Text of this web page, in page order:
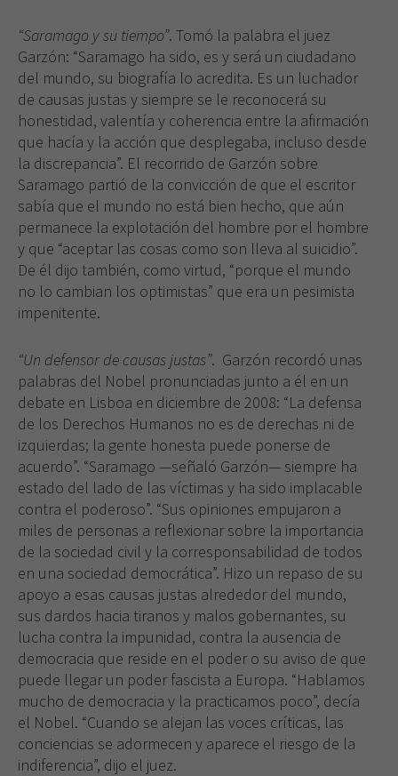
“Saramago y su tiempo”. Tomó la palabra el juez
Garzón: “Saramago ha sido, es y será un ciudadano
del mundo, su biografía lo acredita. Es un luchador
de causas justas y siempre se le reconocerá su
honestidad, valentía y coherencia entre la afirmación
que hacía y la acción que desplegaba, incluso desde
la discrepancia”. El recorrido de Garzón sobre
Saramago partió de la convicción de que el escritor
sabía que el mundo no está bien hecho, que aún
permanece la explotación del hombre por el hombre
y que “aceptar las cosas como son lleva al suicidio”.
De él dijo también, como virtud, “porque el mundo
no lo cambian los optimistas” que era un pesimista
impenitente.
“Un defensor de causas justas”. Garzón recordó unas
palabras del Nobel pronunciadas junto a él en un
debate en Lisboa en diciembre de 2008: “La defensa
de los Derechos Humanos no es de derechas ni de
izquierdas; la gente honesta puede ponerse de
acuerdo”. “Saramago —señaló Garzón— siempre ha
estado del lado de las víctimas y ha sido implacable
contra el poderoso”. “Sus opiniones empujaron a
miles de personas a reflexionar sobre la importancia
de la sociedad civil y la corresponsabilidad de todos
en una sociedad democrática”. Hizo un repaso de su
apoyo a esas causas justas alrededor del mundo,
sus dardos hacia tiranos y malos gobernantes, su
lucha contra la impunidad, contra la ausencia de
democracia que reside en el poder o su aviso de que
puede llegar un poder fascista a Europa. “Hablamos
mucho de democracia y la practicamos poco”, decía
el Nobel. “Cuando se alejan las voces críticas, las
conciencias se adormecen y aparece el riesgo de la
indiferencia”, dijo el juez.